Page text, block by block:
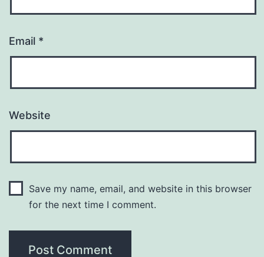
Email *
Website
Save my name, email, and website in this browser
for the next time I comment.